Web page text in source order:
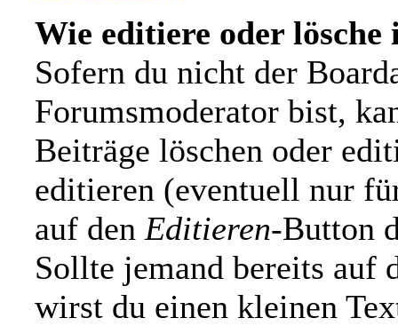
Wie editiere oder lösche
Sofern du nicht der
Forumsmoderator bist,
Beiträge löschen oder
editieren (eventuell nur
auf den Editieren-Button
Sollte jemand bereits auf
wirst du einen kleinen